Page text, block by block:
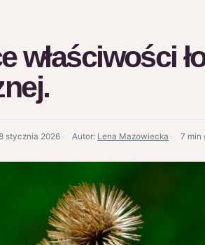
właściwości
stycznia 2026 Autor: Lena Mazowiecka 7 min